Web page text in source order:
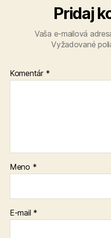
Pridaj
Vaša e-mailová
Vyžadované
Komentár *
Meno *
E-mail *